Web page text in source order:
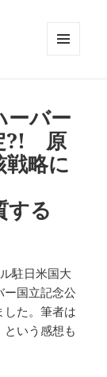
ーバー
?! 原
略に
する
駐日米国大
ー国立記念公
した。筆者は
いう感想も